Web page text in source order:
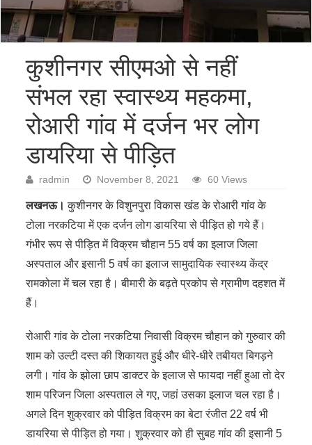
कुशीनगर सीएमओ से नहीं
संभल रहा स्वास्थ्य महकमा,
रोआरी गांव में दर्जन भर लोग
डायरिया से पीड़ित
radmin November 8, 2021 60 Views
लखनऊ। कुशीनगर के विशुनपुरा विकास खंड के रोआरी गांव के
टोला नरकटिया में एक दर्जन लोग डायरिया से पीड़ित हो गये हैं।
गंभीर रूप से पीड़ित में विक्रम चौहान 55 वर्ष का इलाज जिला
अस्पताल और इसानी 5 वर्ष का इलाज सामुदायिक स्वास्थ्य केंद्र
रामकोला में चल रहा है। बीमारी के बढ़ते प्रकोप से ग्रामीण दहशत में
हैं।
रोआरी गांव के टोला नरकटिया निवासी विक्रम चौहान को गुरुवार की
शाम को उल्टी दस्त की शिकायत हुई और धीरे-धीरे तबीयत बिगड़ने
लगी। गांव के झोला छाप डाक्टर के इलाज से फायदा नहीं हुआ तो देर
शाम परिजन जिला अस्पताल ले गए, जहां उसका इलाज चल रहा है।
अगले दिन शुक्रवार को पीड़ित विक्रम का बेटा रंजीत 22 वर्ष भी
डायरिया से पीड़ित हो गया। शुक्रवार को ही सुबह गांव की इसानी 5